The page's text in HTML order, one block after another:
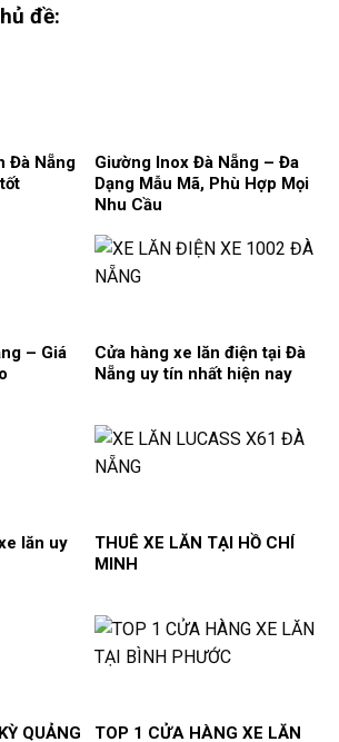
đề:
Đà Nẵng
Giường Inox Đà Nẵng – Đa
Dạng Mẫu Mã, Phù Hợp Mọi
Nhu Cầu
– Giá
Cửa hàng xe lăn điện tại Đà
Nẵng uy tín nhất hiện nay
lăn uy
THUÊ XE LĂN TẠI HỒ CHÍ
MINH
QUẢNG TOP 1 CỬA HÀNG XE LĂN